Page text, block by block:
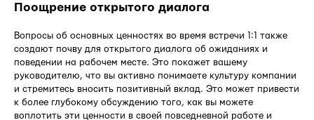
Поощрение открытого диалога
Вопросы об основных ценностях во время встречи 1:1 также
создают почву для открытого диалога об ожиданиях и
поведении на рабочем месте. Это покажет вашему
руководителю, что вы активно понимаете культуру компании
и стремитесь вносить позитивный вклад. Это может привести
к более глубокому обсуждению того, как вы можете
воплотить эти ценности в своей повседневной работе и